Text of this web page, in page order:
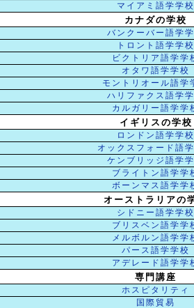
マイアミ語学学校
カナダの学校
バンクーバー語学
トロント語学学校
ビクトリア語学学
オタワ語学学校
モントリオール語学
ハリファクス語学
カルガリー語学学
イギリスの学校
ロンドン語学学校
オックスフォード語
ケンブリッジ語学
ブライトン語学学
ボーンマス語学学
オーストラリアの
シドニー語学学校
ブリスベン語学学
メルボルン語学学
パース語学学校
アデレード語学学
専門講座
ホスピタリティ
国際貿易